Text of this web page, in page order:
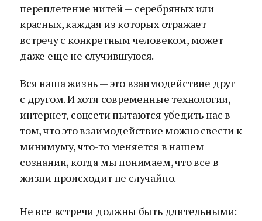
переплетение нитей — серебряных или
красных, каждая из которых отражает
встречу с конкретным человеком, может
даже еще не случившуюся.
Вся наша жизнь — это взаимодействие друг
с другом. И хотя современные технологии,
интернет, соцсети пытаются убедить нас в
том, что это взаимодействие можно свести к
минимуму, что-то меняется в нашем
сознании, когда мы понимаем, что все в
жизни происходит не случайно.
Не все встречи должны быть длительными: